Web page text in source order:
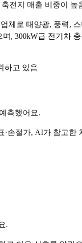
전지 매출 비중이 높
체로 태양광, 풍력,
, 300kW급 전기차 충
하고 있음
측했어요.
·손절가, AI가 참고한
.